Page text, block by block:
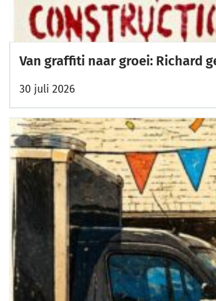
Van graffiti naar groei: Richard
30 juli 2026